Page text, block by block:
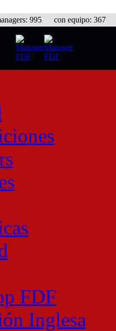
995 con equipo: 367
FDF
Inglesa